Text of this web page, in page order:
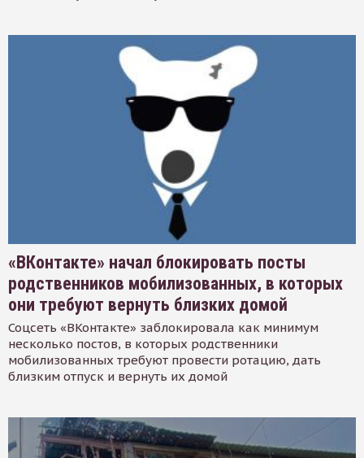
«ВКонтакте» начал блокировать посты
родственников мобилизованных, в которых
они требуют вернуть близких домой
Соцсеть «ВКонтакте» заблокировала как минимум
несколько постов, в которых родственники
мобилизованных требуют провести ротацию, дать
близким отпуск и вернуть их домой